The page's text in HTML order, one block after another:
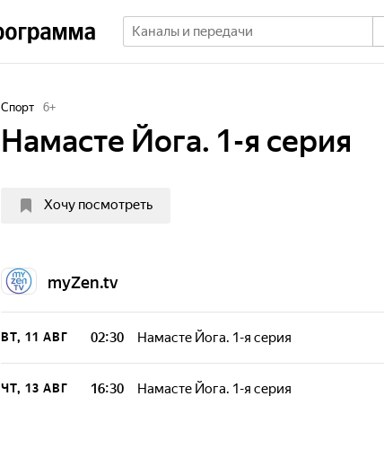
Спорт 6+
Намасте Йога. 1-я серия
Хочу посмотреть
myZen.tv
ВТ, 11 АВГ 02:30 Намасте Йога. 1-я серия
ЧТ, 13 АВГ 16:30 Намасте Йога. 1-я серия